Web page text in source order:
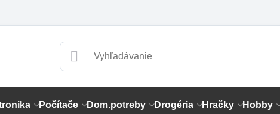
Počítače Dom.potreby Drogéria Hračky Hobby